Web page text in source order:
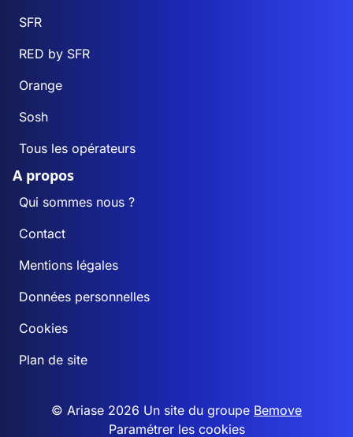
SFR
RED by SFR
Orange
Sosh
Tous les opérateurs
A propos
Qui sommes nous ?
Contact
Mentions légales
Données personnelles
Cookies
Plan de site
© Ariase 2026 Un site du groupe Bemove
Paramétrer les cookies